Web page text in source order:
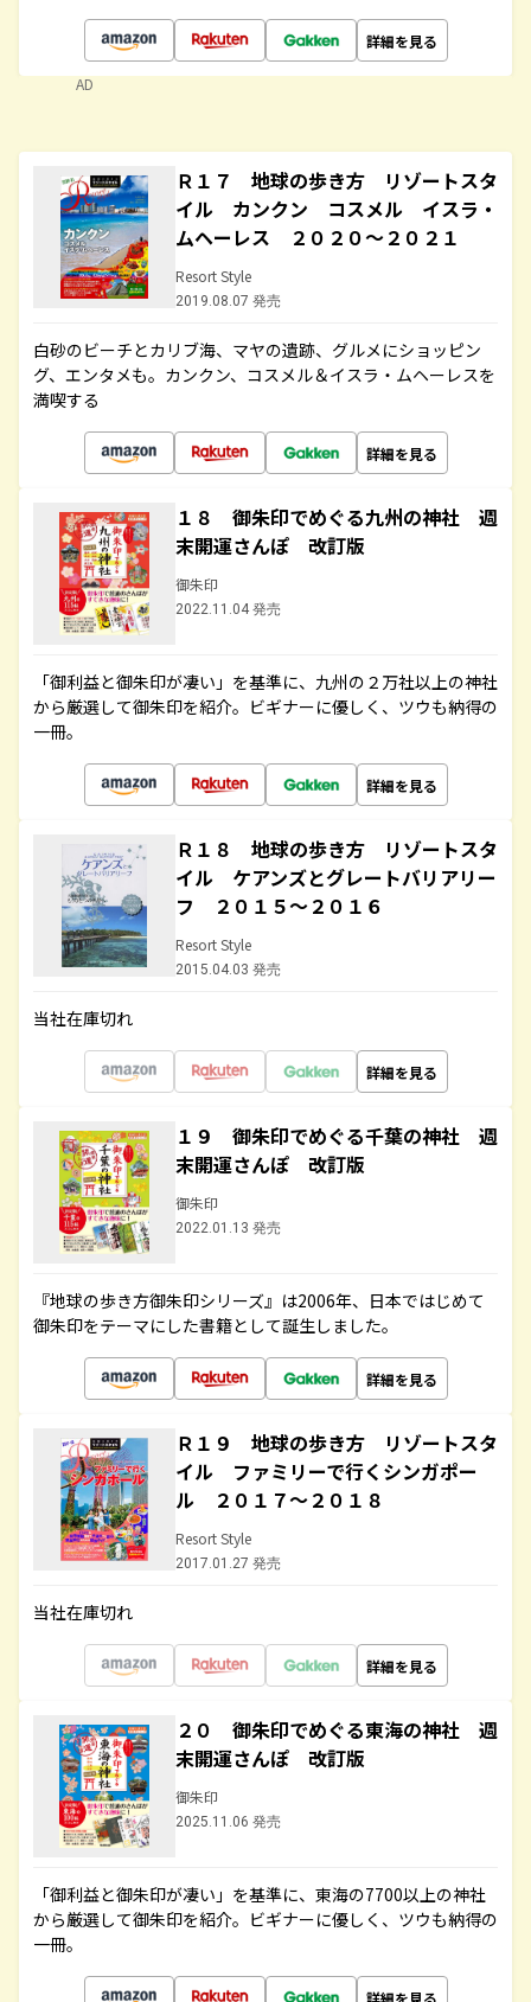
詳細を見る
AD
Ｒ１７ 地球の歩き方 リゾートスタ
イル カンクン コスメル イスラ・
ムヘーレス ２０２０～２０２１
Resort Style
2019.08.07 発売
白砂のビーチとカリブ海、マヤの遺跡、グルメにショッピン
グ、エンタメも。カンクン、コスメル＆イスラ・ムヘーレスを
満喫する
詳細を見る
１８ 御朱印でめぐる九州の神社 週
末開運さんぽ 改訂版
御朱印
2022.11.04 発売
「御利益と御朱印が凄い」を基準に、九州の２万社以上の神社
から厳選して御朱印を紹介。ビギナーに優しく、ツウも納得の
一冊。
詳細を見る
Ｒ１８ 地球の歩き方 リゾートスタ
イル ケアンズとグレートバリアリー
フ ２０１５～２０１６
Resort Style
2015.04.03 発売
当社在庫切れ
詳細を見る
１９ 御朱印でめぐる千葉の神社 週
末開運さんぽ 改訂版
御朱印
2022.01.13 発売
『地球の歩き方御朱印シリーズ』は2006年、日本ではじめて
御朱印をテーマにした書籍として誕生しました。
詳細を見る
Ｒ１９ 地球の歩き方 リゾートスタ
イル ファミリーで行くシンガポー
ル ２０１７～２０１８
Resort Style
2017.01.27 発売
当社在庫切れ
詳細を見る
２０ 御朱印でめぐる東海の神社 週
末開運さんぽ 改訂版
御朱印
2025.11.06 発売
「御利益と御朱印が凄い」を基準に、東海の7700以上の神社
から厳選して御朱印を紹介。ビギナーに優しく、ツウも納得の
一冊。
詳細を見る